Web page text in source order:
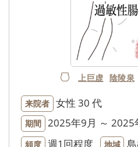
上巨虚 陰陵泉
来院者 女性 30 代
期間 2025年9月 ～ 2025
頻度 週1回程度 地域